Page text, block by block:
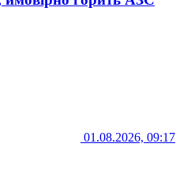
01.08.2026, 09:17